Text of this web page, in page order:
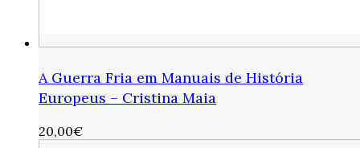
A Guerra Fria em Manuais de História
Europeus – Cristina Maia
20,00€